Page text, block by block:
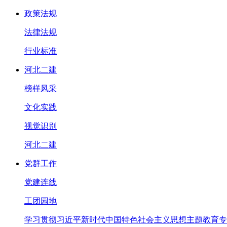
政策法规
法律法规
行业标准
河北二建
榜样风采
文化实践
视觉识别
河北二建
党群工作
党建连线
工团园地
学习贯彻习近平新时代中国特色社会主义思想主题教育